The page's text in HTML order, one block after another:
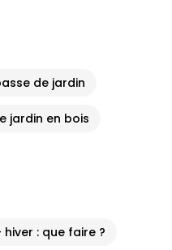
de jardin
jardin en bois
: que faire ?